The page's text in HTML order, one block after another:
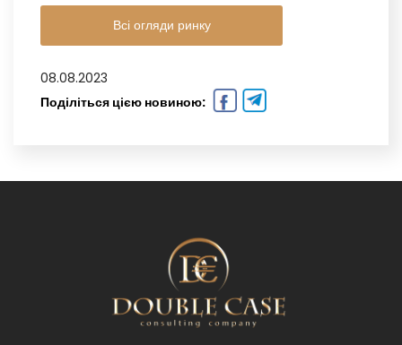
Всі огляди ринку
08.08.2023
Поділіться цією новиною: